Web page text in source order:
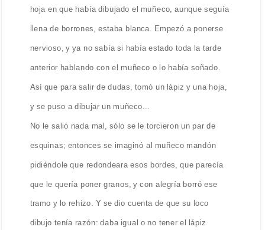
hoja en que había dibujado el muñeco, aunque seguía
llena de borrones, estaba blanca. Empezó a ponerse
nervioso, y ya no sabía si había estado toda la tarde
anterior hablando con el muñeco o lo había soñado.
Así que para salir de dudas, tomó un lápiz y una hoja,
y se puso a dibujar un muñeco...
No le salió nada mal, sólo se le torcieron un par de
esquinas; entonces se imaginó al muñeco mandón
pidiéndole que redondeara esos bordes, que parecía
que le quería poner granos, y con alegría borró ese
tramo y lo rehizo. Y se dio cuenta de que su loco
dibujo tenía razón: daba igual o no tener el lápiz